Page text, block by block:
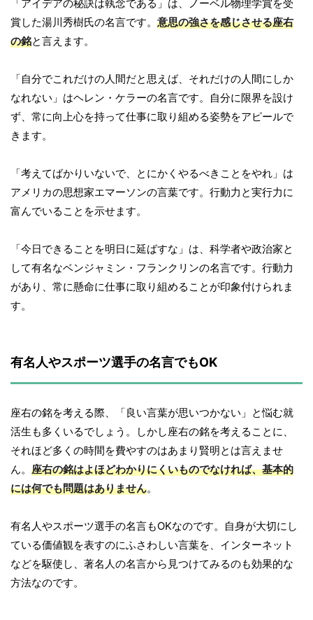
「アイデアの秘訣は執念である」は、ノーベル物理学賞を受
賞した湯川秀樹氏の名言です。 意思の強さを感じさせる座右
の銘と言えます。
「自分でこれだけの人間だと思えば、それだけの人間にしか
なれない」はヘレン・ケラーの名言です。自分に限界を設け
ず、常に向上心を持って仕事に取り組める姿勢をアピールで
きます。
「考えてばかりいないで、とにかくやるべきことをやれ」は
アメリカの思想家エマーソンの言葉です。行動力と実行力に
富んでいることを示せます。
「今日できることを明日に延ばすな」は、科学者や政治家と
して有名なベンジャミン・フランクリンの名言です。行動力
があり、常に懸命に仕事に取り組めることが印象付けられま
す。
有名人やスポーツ選手の名言でもOK
座右の銘を考える際、「良い言葉が思いつかない」と悩む就
活生も多くいるでしょう。しかし座右の銘を考えることに、
それほど多くの時間を費やすのはあまり賢明とは言えませ
ん。 座右の銘はよほどわかりにくいものでなければ、基本的
には何でも問題はありません。
有名人やスポーツ選手の名言もOKなのです。自身が大切にし
ている価値観を表すのにふさわしい言葉を、インターネット
などを駆使し、著名人の名言から見つけてみるのも効果的な
方法なのです。